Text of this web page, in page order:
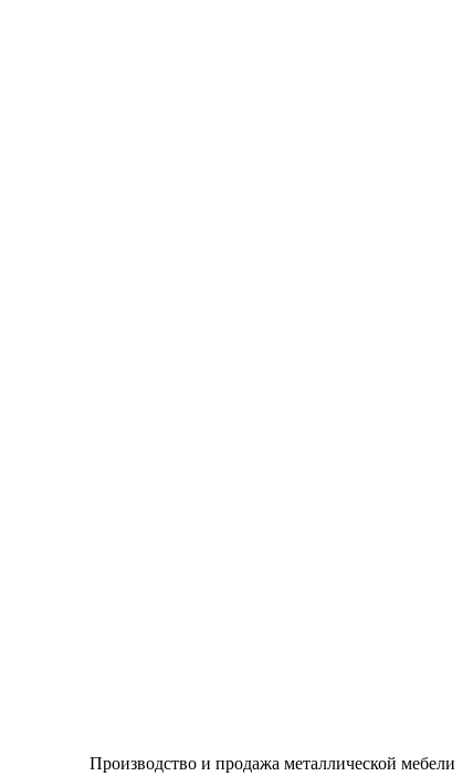
Производство и продажа металлической мебели